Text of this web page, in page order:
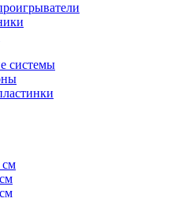
системы
см